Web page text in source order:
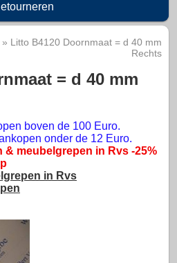
» Litto B4120 Doornmaat = d 40 mm
Rechts
= d 40 mm
boven de 100 Euro.
onder de 12 Euro.
meubelgrepen in Rvs -25%
in Rvs